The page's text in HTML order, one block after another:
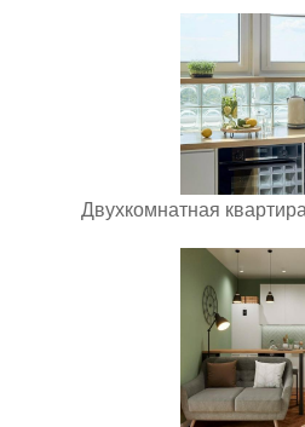
Двухкомнатная